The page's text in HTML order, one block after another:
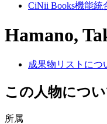
CiNii Books機能統
Hamano,
成果物リストにつ
この人物につ
所属